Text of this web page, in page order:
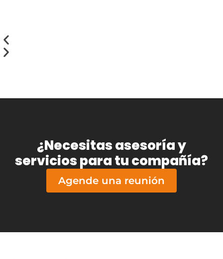
¿Necesitas asesoría y
servicios para tu compañía?
Agende una reunión